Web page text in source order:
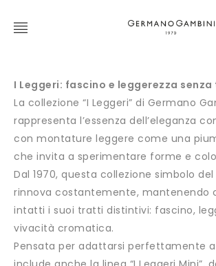
I Leggeri: fascino e leggerezza
La collezione “I Leggeri” di Germano
rappresenta l’essenza dell’eleganza
con montature leggere come una
che invita a sperimentare forme e
Dal 1970, questa collezione simbolo
rinnova costantemente, mantenendo
intatti i suoi tratti distintivi: fascino,
vivacità cromatica.
Pensata per adattarsi perfettamente